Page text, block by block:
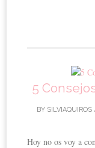
5
BY SILVIAQUIROS
Hoy no os voy a